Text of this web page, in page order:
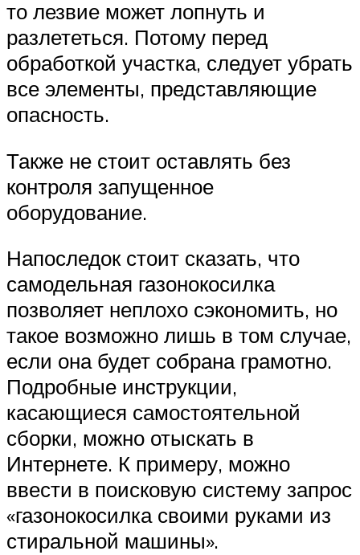
то лезвие может лопнуть и
разлететься. Потому перед
обработкой участка, следует убрать
все элементы, представляющие
опасность.
Также не стоит оставлять без
контроля запущенное
оборудование.
Напоследок стоит сказать, что
самодельная газонокосилка
позволяет неплохо сэкономить, но
такое возможно лишь в том случае,
если она будет собрана грамотно.
Подробные инструкции,
касающиеся самостоятельной
сборки, можно отыскать в
Интернете. К примеру, можно
ввести в поисковую систему запрос
«газонокосилка своими руками из
стиральной машины».